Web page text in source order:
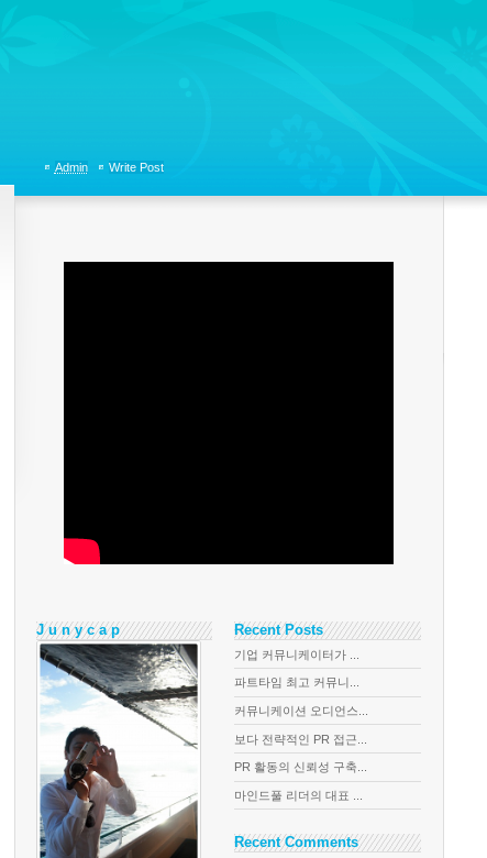
Admin Write Post
J u n y c a p Recent Posts
기업 커뮤니케이터가 ...
파트타임 최고 커뮤니...
커뮤니케이션 오디언스...
보다 전략적인 PR 접근...
PR 활동의 신뢰성 구축...
마인드풀 리더의 대표 ...
Recent Comments